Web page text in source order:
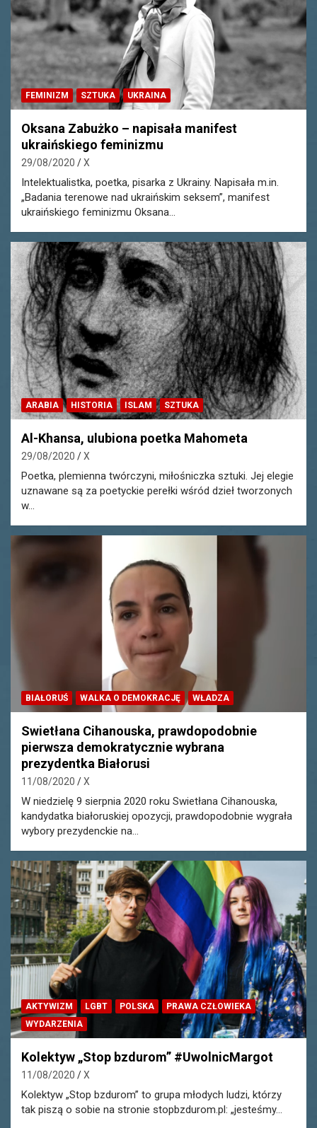
FEMINIZM SZTUKA UKRAINA
Oksana Zabużko – napisała manifest
ukraińskiego feminizmu
29/08/2020 X
Intelektualistka, poetka, pisarka z Ukrainy. Napisała m.in.
„Badania terenowe nad ukraińskim seksem”, manifest
ukraińskiego feminizmu Oksana…
ARABIA HISTORIA ISLAM SZTUKA
Al-Khansa, ulubiona poetka Mahometa
29/08/2020 X
Poetka, plemienna twórczyni, miłośniczka sztuki. Jej elegie
uznawane są za poetyckie perełki wśród dzieł tworzonych
w…
BIAŁORUŚ WALKA O DEMOKRACJĘ WŁADZA
Swietłana Cihanouska, prawdopodobnie
pierwsza demokratycznie wybrana
prezydentka Białorusi
11/08/2020 X
W niedzielę 9 sierpnia 2020 roku Swietłana Cihanouska,
kandydatka białoruskiej opozycji, prawdopodobnie wygrała
wybory prezydenckie na…
AKTYWIZM LGBT POLSKA
PRAWA CZŁOWIEKA
WYDARZENIA
Kolektyw „Stop bzdurom” #UwolnicMargot
11/08/2020 X
Kolektyw „Stop bzdurom” to grupa młodych ludzi, którzy
tak piszą o sobie na stronie stopbzdurom.pl: „jesteśmy…